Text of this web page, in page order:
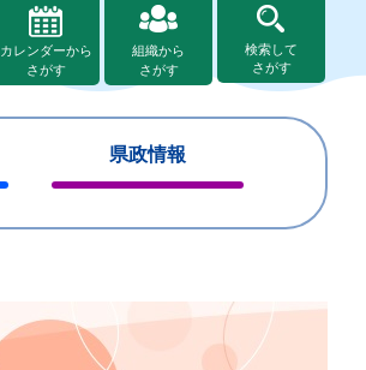
カレンダーから
さがす
組織から
さがす
検索して
さがす
県政情報
じ